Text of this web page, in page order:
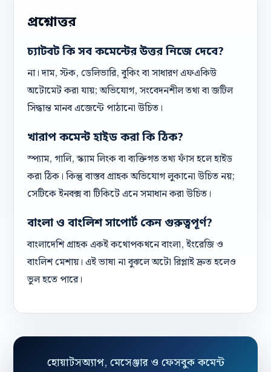
প্রশ্নোত্তর
চ্যাটবট কি সব কমেন্টের উত্তর নিজে দেবে?
না। দাম, স্টক, ডেলিভারি, বুকিং বা সাধারণ এফএকিউ
অটোমেট করা যায়; অভিযোগ, সংবেদনশীল তথ্য বা জটিল
সিদ্ধান্ত মানব এজেন্টে পাঠানো উচিত।
খারাপ কমেন্ট হাইড করা কি ঠিক?
স্প্যাম, গালি, স্ক্যাম লিংক বা ব্যক্তিগত তথ্য ফাঁস হলে হাইড
করা ঠিক। কিন্তু বাস্তব গ্রাহক অভিযোগ লুকানো উচিত নয়;
সেটিকে ইনবক্স বা টিকিটে এনে সমাধান করা উচিত।
বাংলা ও বাংলিশ সাপোর্ট কেন গুরুত্বপূর্ণ?
বাংলাদেশি গ্রাহক একই কথোপকথনে বাংলা, ইংরেজি ও
বাংলিশ মেশায়। এই ভাষা না বুঝলে অটো রিপ্লাই দ্রুত হলেও
ভুল হতে পারে।
হোয়াটসঅ্যাপ, মেসেঞ্জার ও ফেসবুক কমেন্ট